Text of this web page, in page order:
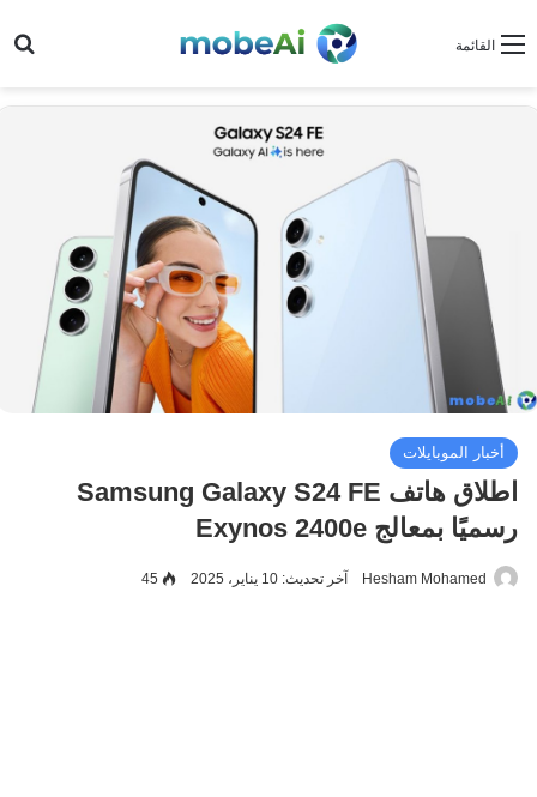
القائمة
أخبار الموبايلات
اطلاق هاتف Samsung Galaxy S24 FE
رسميًا بمعالج Exynos 2400e
Hesham Mohamed آخر تحديث: 10 يناير، 2025 45